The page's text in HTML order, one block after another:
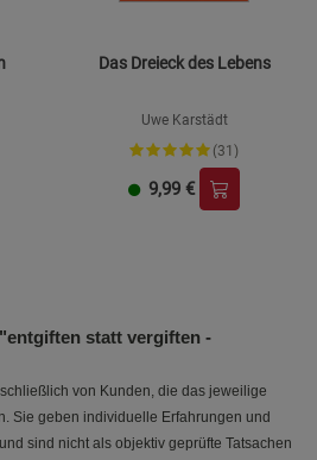
Das Dreieck des Lebens
Uwe Karstädt
(31)
9,99 €
statt vergiften -
von Kunden, die das jeweilige
Sie geben individuelle Erfahrungen und
sind nicht als objektiv geprüfte Tatsachen